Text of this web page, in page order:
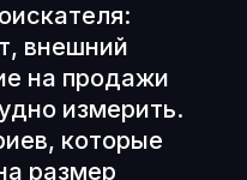
внешний
на продажи
измерить.
которые
размер